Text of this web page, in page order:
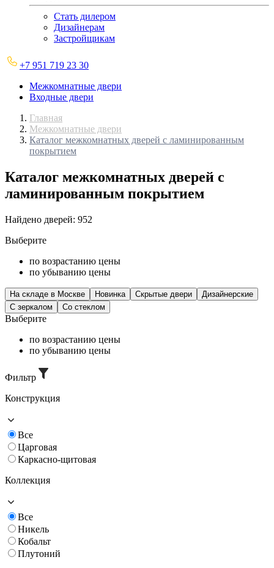
Стать дилером
Дизайнерам
Застройщикам
+7 951 719 23 30
Межкомнатные двери
Входные двери
Главная
Межкомнатные двери
Каталог межкомнатных дверей с ламинированным
покрытием
Каталог межкомнатных дверей с
ламинированным покрытием
Найдено дверей: 952
Выберите
по возрастанию цены
по убыванию цены
На складе в Москве Новинка Скрытые двери
Дизайнерские
C зеркалом
Со стеклом
Выберите
по возрастанию цены
по убыванию цены
Фильтр
Конструкция
Все
Царговая
Каркасно-щитовая
Коллекция
Все
Никель
Кобальт
Плутоний